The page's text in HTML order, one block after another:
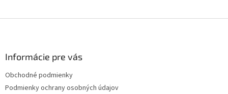
Informácie pre vás
Obchodné podmienky
Podmienky ochrany osobných údajov